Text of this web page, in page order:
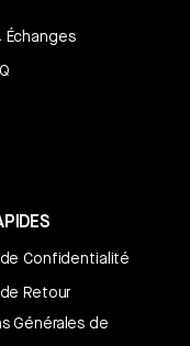
Échanges
Confidentialité
Retour
Générales de